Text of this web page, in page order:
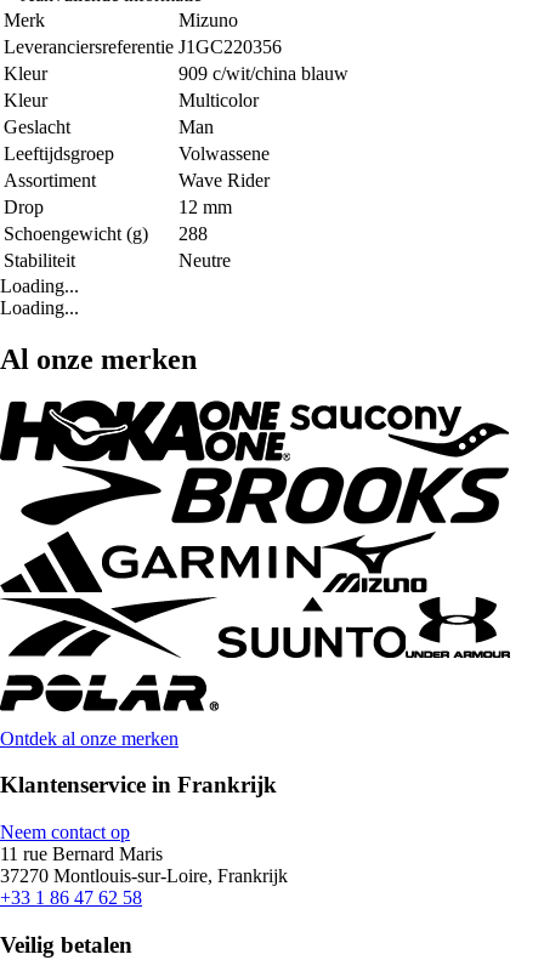
Merk
Mizuno
Leveranciersreferentie J1GC220356
Kleur
909 c/wit/china blauw
Kleur
Multicolor
Geslacht
Man
Leeftijdsgroep
Volwassene
Assortiment
Wave Rider
Drop
12 mm
Schoengewicht (g)
288
Stabiliteit
Neutre
Loading...
Loading...
Al onze merken
Ontdek al onze merken
Klantenservice in Frankrijk
Neem contact op
11 rue Bernard Maris
37270 Montlouis-sur-Loire, Frankrijk
+33 1 86 47 62 58
Veilig betalen